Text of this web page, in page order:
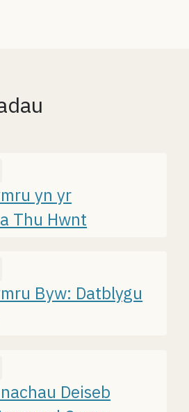
yn yr
Thu Hwnt
Byw: Datblygu
Deiseb